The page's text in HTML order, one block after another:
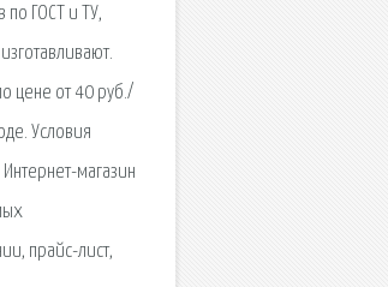
по ГОСТ и ТУ,
цене от 40 руб./
Условия
магазин
прайс-лист,